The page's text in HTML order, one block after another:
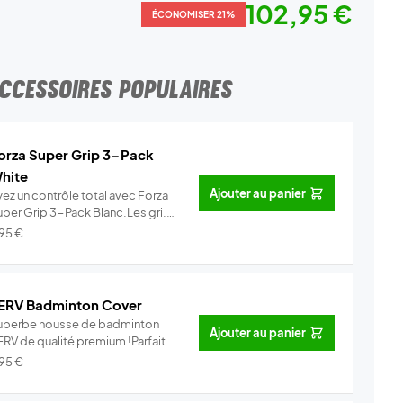
ÉCONOMISER 21% 102,95 €
POPULAIRES
Super Grip 3-Pack
un contrôle total avec Forza
Grip 3-Pack Blanc.Les gri...
€
Ajouter au panier
Badminton Cover
housse de badminton
de qualité premium !Parfait
€
Ajouter au panier